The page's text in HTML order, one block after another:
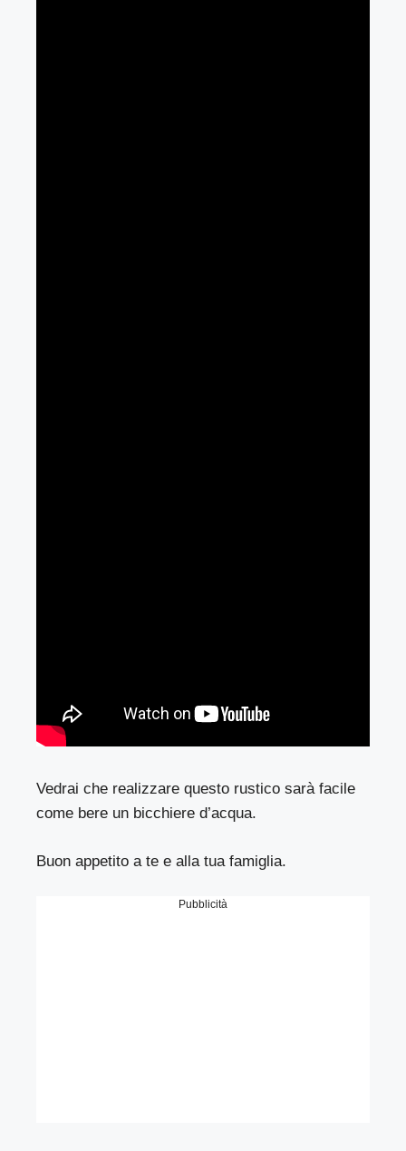
Vedrai che realizzare questo rustico sarà facile
come bere un bicchiere d’acqua.
Buon appetito a te e alla tua famiglia.
Pubblicità